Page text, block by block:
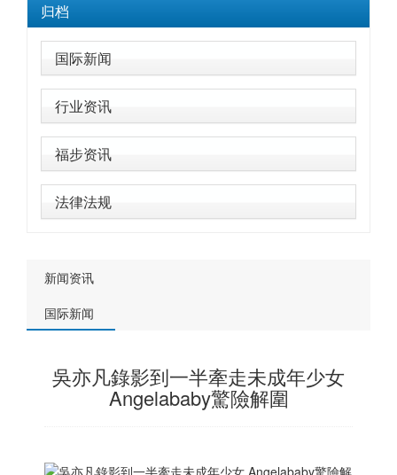
归档
国际新闻
行业资讯
福步资讯
法律法规
新闻资讯
国际新闻
吳亦凡錄影到一半牽走未成年少女
Angelababy驚險解圍